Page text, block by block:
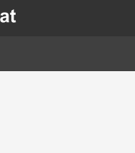
nova finestra.